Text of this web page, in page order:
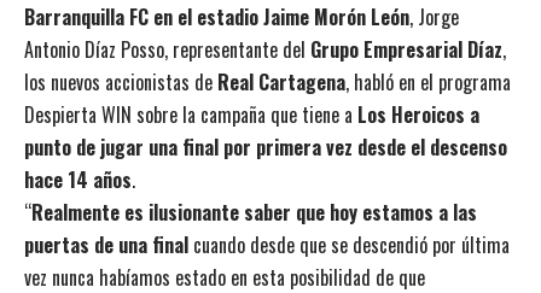
Barranquilla FC en el estadio Jaime Morón León, Jorge
Antonio Díaz Posso, representante del Grupo Empresarial Díaz,
los nuevos accionistas de Real Cartagena, habló en el programa
Despierta WIN sobre la campaña que tiene a Los Heroicos a
punto de jugar una final por primera vez desde el descenso
hace 14 años.
“Realmente es ilusionante saber que hoy estamos a las
puertas de una final cuando desde que se descendió por última
vez nunca habíamos estado en esta posibilidad de que